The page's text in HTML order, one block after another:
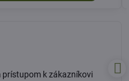
prístupom k zákazníkovi